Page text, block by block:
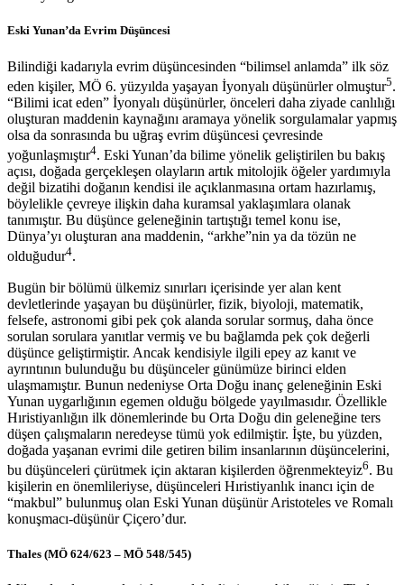
Eski Yunan’da Evrim Düşüncesi
Bilindiği kadarıyla evrim düşüncesinden “bilimsel anlamda” ilk söz
eden kişiler, MÖ 6. yüzyılda yaşayan İyonyalı düşünürler olmuştur5.
“Bilimi icat eden” İyonyalı düşünürler, önceleri daha ziyade canlılığı
oluşturan maddenin kaynağını aramaya yönelik sorgulamalar yapmış
olsa da sonrasında bu uğraş evrim düşüncesi çevresinde
yoğunlaşmıştır4. Eski Yunan’da bilime yönelik geliştirilen bu bakış
açısı, doğada gerçekleşen olayların artık mitolojik öğeler yardımıyla
değil bizatihi doğanın kendisi ile açıklanmasına ortam hazırlamış,
böylelikle çevreye ilişkin daha kuramsal yaklaşımlara olanak
tanımıştır. Bu düşünce geleneğinin tartıştığı temel konu ise,
Dünya’yı oluşturan ana maddenin, “arkhe”nin ya da tözün ne
olduğudur4.
Bugün bir bölümü ülkemiz sınırları içerisinde yer alan kent
devletlerinde yaşayan bu düşünürler, fizik, biyoloji, matematik,
felsefe, astronomi gibi pek çok alanda sorular sormuş, daha önce
sorulan sorulara yanıtlar vermiş ve bu bağlamda pek çok değerli
düşünce geliştirmiştir. Ancak kendisiyle ilgili epey az kanıt ve
ayrıntının bulunduğu bu düşünceler günümüze birinci elden
ulaşmamıştır. Bunun nedeniyse Orta Doğu inanç geleneğinin Eski
Yunan uygarlığının egemen olduğu bölgede yayılmasıdır. Özellikle
Hıristiyanlığın ilk dönemlerinde bu Orta Doğu din geleneğine ters
düşen çalışmaların neredeyse tümü yok edilmiştir. İşte, bu yüzden,
doğada yaşanan evrimi dile getiren bilim insanlarının düşüncelerini,
bu düşünceleri çürütmek için aktaran kişilerden öğrenmekteyiz6. Bu
kişilerin en önemlileriyse, düşünceleri Hıristiyanlık inancı için de
“makbul” bulunmuş olan Eski Yunan düşünür Aristoteles ve Romalı
konuşmacı-düşünür Çiçero’dur.
Thales (MÖ 624/623 – MÖ 548/545)